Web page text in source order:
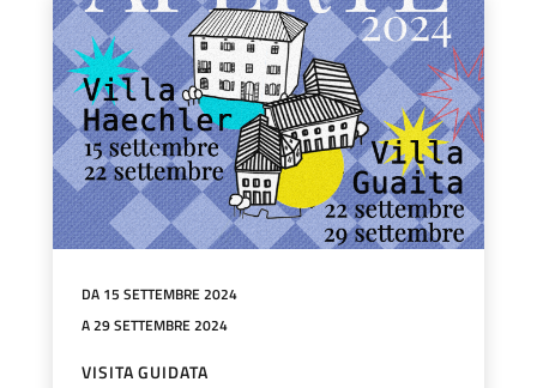
DA 15 SETTEMBRE 2024
A 29 SETTEMBRE 2024
VISITA GUIDATA